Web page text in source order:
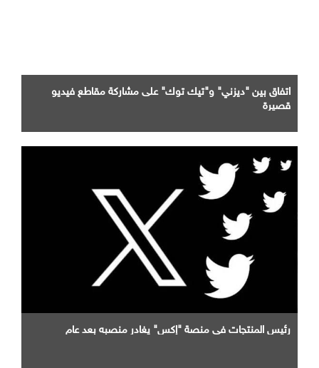
اتفاق بين "ديزني" و"تيك توك" على مشاركة مقاطع فيديو
قصيرة
رئيس المنتجات في منصة "إكس" يغادر منصبه بعد عام